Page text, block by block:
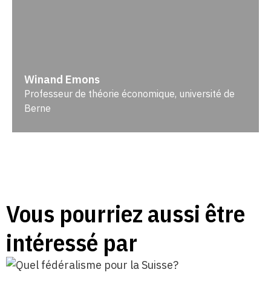
Winand Emons
Professeur de théorie économique, université de
Berne
Vous pourriez aussi être
intéressé par